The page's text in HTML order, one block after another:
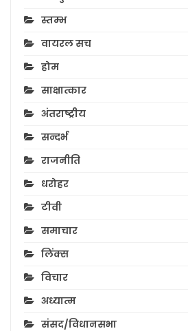
स्तम्भ
वायरल सच
होम
साक्षात्कार
अंतराष्ट्रीय
सन्दर्भ
राजनीति
धरोहर
टीवी
समाचार
लिंक्स
विचार
अध्यात्म
संसद/विधानसभा